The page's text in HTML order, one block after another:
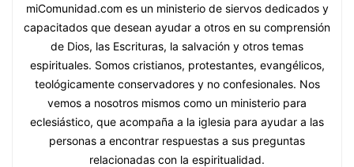
miComunidad.com es un ministerio de siervos dedicados y
capacitados que desean ayudar a otros en su comprensión
de Dios, las Escrituras, la salvación y otros temas
espirituales. Somos cristianos, protestantes, evangélicos,
teológicamente conservadores y no confesionales. Nos
vemos a nosotros mismos como un ministerio para
eclesiástico, que acompaña a la iglesia para ayudar a las
personas a encontrar respuestas a sus preguntas
relacionadas con la espiritualidad.